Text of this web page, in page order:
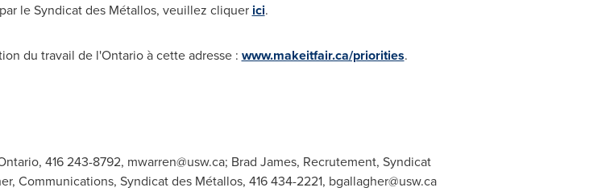
le Syndicat des Métallos, veuillez cliquer ici.
du travail de l'Ontarioà cette adresse : www.makeitfair.ca/priorities.
416 243-8792, mwarren@usw.ca; Brad James, Recrutement, Syndicat
Communications, Syndicat des Métallos, 416 434-2221, bgallagher@usw.ca